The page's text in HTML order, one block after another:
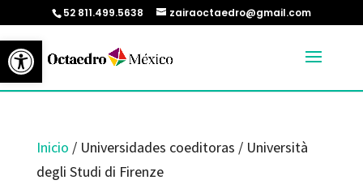
Abrir barra de herramientas
52 811.499.5638 zairaoctaedro@gmail.com
Inicio / Universidades coeditoras / Università
degli Studi di Firenze